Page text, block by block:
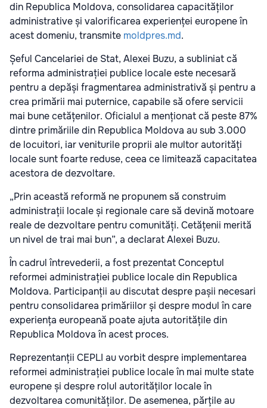
din Republica Moldova, consolidarea capacităților
administrative și valorificarea experienței europene în
acest domeniu, transmite moldpres.md.
Șeful Cancelariei de Stat, Alexei Buzu, a subliniat că
reforma administrației publice locale este necesară
pentru a depăși fragmentarea administrativă și pentru a
crea primării mai puternice, capabile să ofere servicii
mai bune cetățenilor. Oficialul a menționat că peste 87%
dintre primăriile din Republica Moldova au sub 3.000
de locuitori, iar veniturile proprii ale multor autorități
locale sunt foarte reduse, ceea ce limitează capacitatea
acestora de dezvoltare.
„Prin această reformă ne propunem să construim
administrații locale și regionale care să devină motoare
reale de dezvoltare pentru comunități. Cetățenii merită
un nivel de trai mai bun”, a declarat Alexei Buzu.
În cadrul întrevederii, a fost prezentat Conceptul
reformei administrației publice locale din Republica
Moldova. Participanții au discutat despre pașii necesari
pentru consolidarea primăriilor și despre modul în care
experiența europeană poate ajuta autoritățile din
Republica Moldova în acest proces.
Reprezentanții CEPLI au vorbit despre implementarea
reformei administrației publice locale în mai multe state
europene și despre rolul autorităților locale în
dezvoltarea comunităților. De asemenea, părțile au